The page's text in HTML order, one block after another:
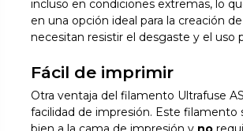
incluso en condiciones extremas, lo
en una opción ideal para la creación
necesitan resistir el desgaste y el uso
Fácil de imprimir
Otra ventaja del filamento Ultrafuse
facilidad de impresión. Este filamento